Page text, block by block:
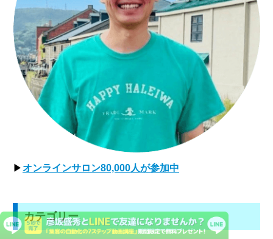
▶オンラインサロン80,000人が参加中
カテゴリー